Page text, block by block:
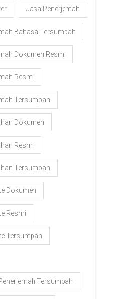
Jasa Penerjemah
Bahasa Tersumpah
Dokumen Resmi
Resmi
Tersumpah
Dokumen
Resmi
Tersumpah
Dokumen
Resmi
Tersumpah
Tersumpah